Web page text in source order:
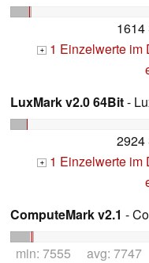
1614
+ 1 Einzelwerte im
LuxMark v2.0 64Bit-
2924
+ 1 Einzelwerte im
ComputeMark v2.1 -
min: 7555 avg: